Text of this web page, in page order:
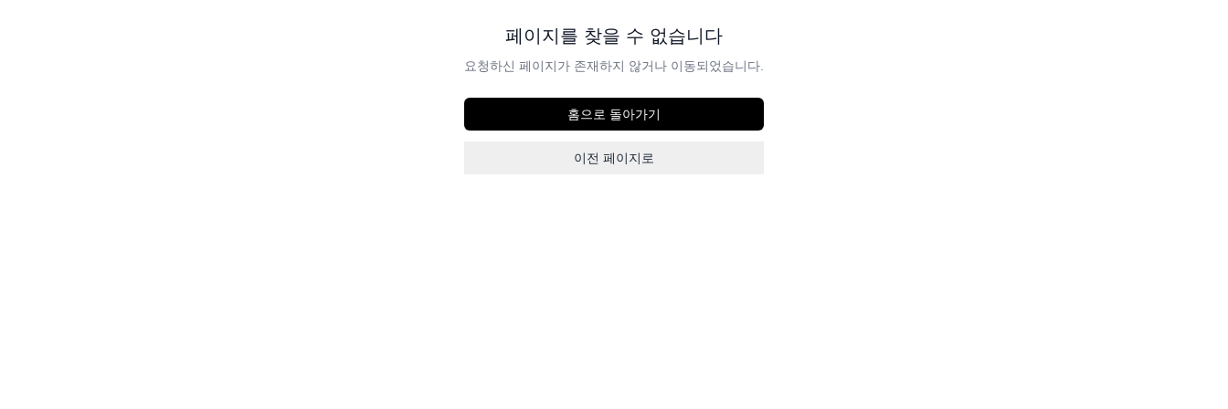
페이지를 찾을 수 없습니다
요청하신 페이지가 존재하지 않거나 이동되었습니다.
홈으로 돌아가기
이전 페이지로